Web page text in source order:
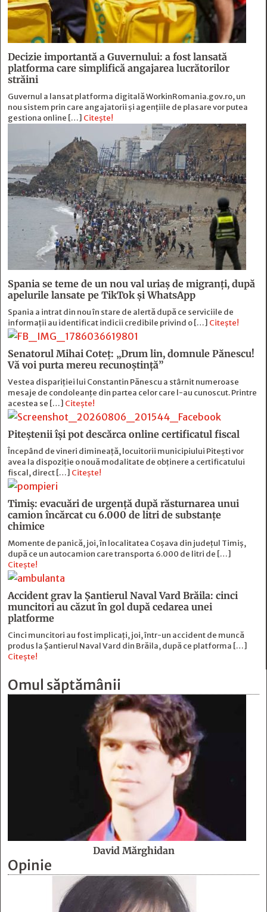
Decizie importantă a Guvernului: a fost lansată
platforma care simplifică angajarea lucrătorilor
străini
Guvernul a lansat platforma digitală WorkinRomania.gov.ro, un
nou sistem prin care angajatorii și agențiile de plasare vor putea
gestiona online […] Citește!
Spania se teme de un nou val uriaș de migranți, după
apelurile lansate pe TikTok și WhatsApp
Spania a intrat din nou în stare de alertă după ce serviciile de
informații au identificat indicii credibile privind o […] Citește!
Senatorul Mihai Coteț: „Drum lin, domnule Pănescu!
Vă voi purta mereu recunoștință”
Vestea dispariției lui Constantin Pănescu a stârnit numeroase
mesaje de condoleanțe din partea celor care l-au cunoscut. Printre
acestea se […] Citește!
Piteștenii își pot descărca online certificatul fiscal
Începând de vineri dimineață, locuitorii municipiului Pitești vor
avea la dispoziție o nouă modalitate de obținere a certificatului
fiscal, direct […] Citește!
Timiș: evacuări de urgență după răsturnarea unui
camion încărcat cu 6.000 de litri de substanțe
chimice
Momente de panică, joi, în localitatea Coșava din județul Timiș,
după ce un autocamion care transporta 6.000 de litri de […]
Citește!
Accident grav la Șantierul Naval Vard Brăila: cinci
muncitori au căzut în gol după cedarea unei
platforme
Cinci muncitori au fost implicați, joi, într-un accident de muncă
produs la Șantierul Naval Vard din Brăila, după ce platforma […]
Citește!
Omul săptămânii
David Mărghidan
Opinie